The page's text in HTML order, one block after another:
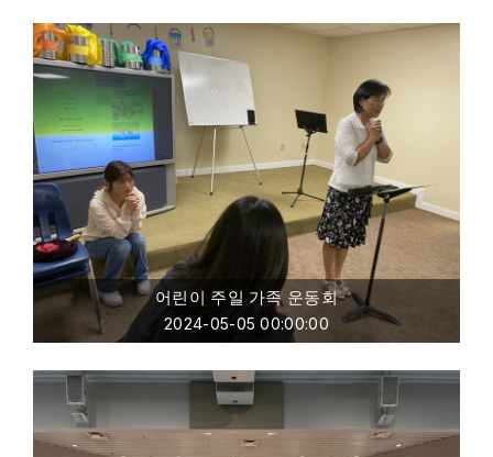
어린이 주일 가족 운동회
2024-05-05 00:00:00